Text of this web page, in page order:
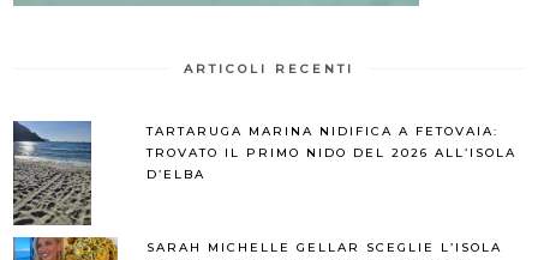
ARTICOLI RECENTI
TARTARUGA MARINA NIDIFICA A FETOVAIA:
TROVATO IL PRIMO NIDO DEL 2026 ALL’ISOLA
D’ELBA
SARAH MICHELLE GELLAR SCEGLIE L’ISOLA